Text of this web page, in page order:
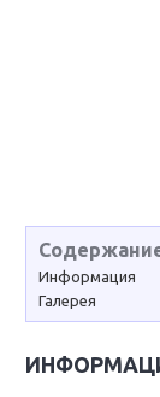
Информация
Галерея